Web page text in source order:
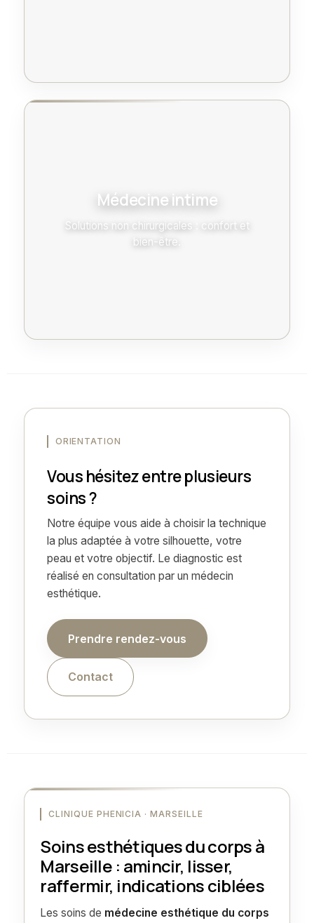
Médecine intime
Solutions non chirurgicales : confort et
bien-être.
ORIENTATION
Vous hésitez entre plusieurs
soins ?
Notre équipe vous aide à choisir la technique
la plus adaptée à votre silhouette, votre
peau et votre objectif. Le diagnostic est
réalisé en consultation par un médecin
esthétique.
Prendre rendez-vous
Contact
CLINIQUE PHENICIA · MARSEILLE
Soins esthétiques du corps à
Marseille : amincir, lisser,
raffermir, indications ciblées
Les soins de médecine esthétique du corps